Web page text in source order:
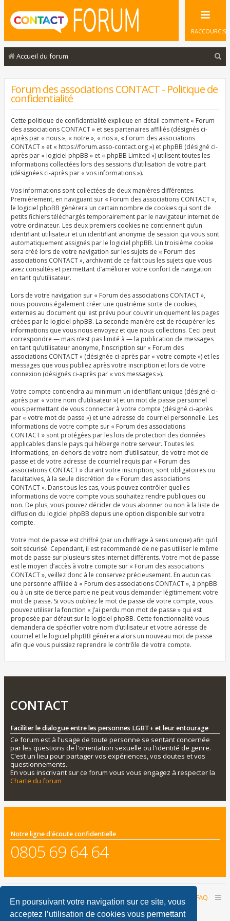
En poursuivant votre navigation sur ce site, vous
acceptez l’utilisation de cookies vous permettant
RACCOURCIS
Accueil du forum
Forum des associations CONTACT - Politique de
confidentialité
Cette politique de confidentialité explique en détail comment « Forum
des associations CONTACT » et ses partenaires affiliés (désignés ci-
après par « nous », « notre », « nos », « Forum des associations
CONTACT » et « https://forum.asso-contact.org ») et phpBB (désigné ci-
après par « logiciel phpBB » et « phpBB Limited ») utilisent toutes les
informations collectées lors des sessions d’utilisation de votre part
(désignées ci-après par « vos informations »).
Vos informations sont collectées de deux manières différentes.
Premièrement, en naviguant sur « Forum des associations CONTACT »,
le logiciel phpBB génèrera un certain nombre de cookies qui sont de
petits fichiers téléchargés temporairement par le navigateur internet de
votre ordinateur. Les deux premiers cookies ne contiennent qu’un
identifiant utilisateur et un identifiant anonyme de session qui vous sont
automatiquement assignés par le logiciel phpBB. Un troisième cookie
sera créé lors de votre navigation sur les sujets de « Forum des
associations CONTACT », archivant de ce fait tous les sujets que vous
avez consultés et permettant d’améliorer votre confort de navigation
en tant qu’utilisateur.
Lors de votre navigation sur « Forum des associations CONTACT »,
nous pouvons également créer une quatrième sorte de cookies,
externes au document qui est prévu pour couvrir uniquement les pages
créées par le logiciel phpBB. La seconde manière est de récupérer les
informations que vous nous envoyez et que nous collectons. Ceci peut
correspondre — mais n’est pas limité à — la publication de messages
en tant qu’utilisateur anonyme, l’inscription sur « Forum des
associations CONTACT » (désignée ci-après par « votre compte ») et les
messages que vous publiez après votre inscription et lors de votre
connexion (désignés ci-après par « vos messages »).
Votre compte contiendra au minimum un identifiant unique (désigné ci-
après par « votre nom d’utilisateur ») et un mot de passe personnel
vous permettant de vous connecter à votre compte (désigné ci-après
par « votre mot de passe ») et une adresse de courriel personnelle. Les
informations de votre compte sur « Forum des associations
CONTACT » sont protégées par les lois de protection des données
applicables dans le pays qui héberge notre serveur. Toutes les
informations, en-dehors de votre nom d’utilisateur, de votre mot de
passe et de votre adresse de courriel requis par « Forum des
associations CONTACT » durant votre inscription, sont obligatoires ou
facultatives, à la seule discrétion de « Forum des associations
CONTACT ». Dans tous les cas, vous pouvez contrôler quelles
informations de votre compte vous souhaitez rendre publiques ou
non. De plus, vous pouvez décider de vous abonner ou non à la liste de
diffusion du logiciel phpBB depuis une option disponible sur votre
compte.
Votre mot de passe est chiffré (par un chiffrage à sens unique) afin qu’il
soit sécurisé. Cependant, il est recommandé de ne pas utiliser le même
mot de passe sur plusieurs sites internet différents. Votre mot de passe
est le moyen d’accès à votre compte sur « Forum des associations
CONTACT », veillez donc à le conservez précieusement. En aucun cas
une personne affiliée à « Forum des associations CONTACT », à phpBB
ou à un site de tierce partie ne peut vous demander légitimement votre
mot de passe. Si vous oubliez le mot de passe de votre compte, vous
pouvez utiliser la fonction « J’ai perdu mon mot de passe » qui est
proposée par défaut sur le logiciel phpBB. Cette fonctionnalité vous
demandera de spécifier votre nom d’utilisateur et votre adresse de
courriel et le logiciel phpBB générera alors un nouveau mot de passe
afin que vous puissiez reprendre le contrôle de votre compte.
CONTACT
Faciliter le dialogue entre les personnes LGBT+ et leur entourage
Ce forum est à l'usage de toute personne se sentant concernée
par les questions de l'orientation sexuelle ou l'identité de genre.
C'est un lieu pour partager vos expériences, vos doutes et vos
questionnements.
En vous inscrivant sur ce forum vous vous engagez à respecter la
Charte du forum
Notre ligne d'écoute confidentielle
0805 69 64 64
Accueil du forum FAQ
Nous contacter